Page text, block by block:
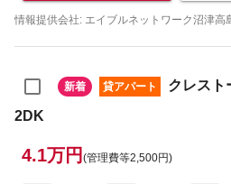
情報提供会社: エイブルネットワーク沼津
新着 貸アパート
クレス
2DK
4.1万円 (管理費等2,500円)